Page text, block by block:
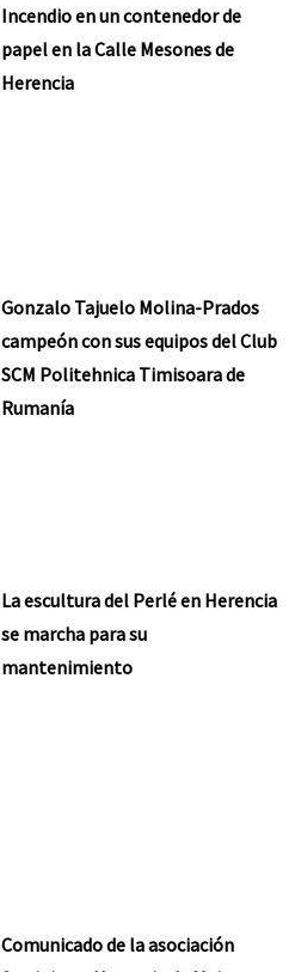
Incendio en un contenedor de
papel en la Calle Mesones de
Herencia
Gonzalo Tajuelo Molina-Prados
campeón con sus equipos del Club
SCM Politehnica Timisoara de
Rumanía
La escultura del Perlé en Herencia
se marcha para su
mantenimiento
Comunicado de la asociación